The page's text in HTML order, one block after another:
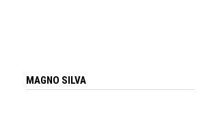
MAGNO SILVA